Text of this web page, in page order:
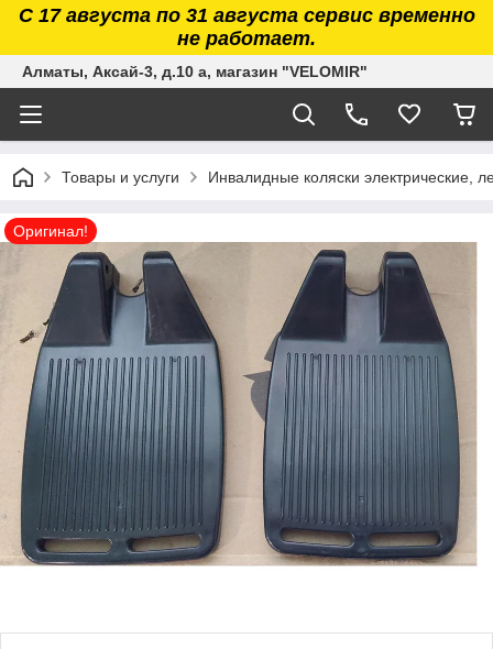
С 17 августа по 31 августа сервис временно
не работает.
Алматы, Аксай-3, д.10 а, магазин "VELOMIR"
Товары и услуги Инвалидные коляски электрические,
Оригинал!